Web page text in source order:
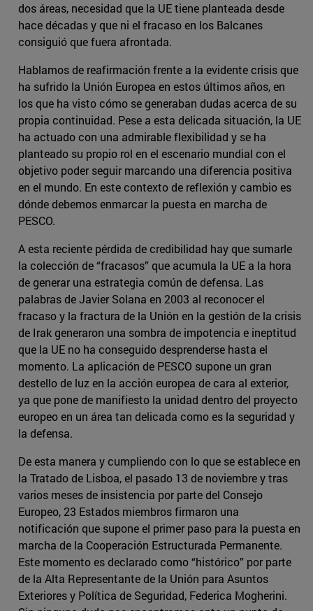
dos áreas, necesidad que la UE tiene planteada desde
hace décadas y que ni el fracaso en los Balcanes
consiguió que fuera afrontada.
Hablamos de reafirmación frente a la evidente crisis que
ha sufrido la Unión Europea en estos últimos años, en
los que ha visto cómo se generaban dudas acerca de su
propia continuidad. Pese a esta delicada situación, la UE
ha actuado con una admirable flexibilidad y se ha
planteado su propio rol en el escenario mundial con el
objetivo poder seguir marcando una diferencia positiva
en el mundo. En este contexto de reflexión y cambio es
dónde debemos enmarcar la puesta en marcha de
PESCO.
A esta reciente pérdida de credibilidad hay que sumarle
la colección de “fracasos” que acumula la UE a la hora
de generar una estrategia común de defensa. Las
palabras de Javier Solana en 2003 al reconocer el
fracaso y la fractura de la Unión en la gestión de la crisis
de Irak generaron una sombra de impotencia e ineptitud
que la UE no ha conseguido desprenderse hasta el
momento. La aplicación de PESCO supone un gran
destello de luz en la acción europea de cara al exterior,
ya que pone de manifiesto la unidad dentro del proyecto
europeo en un área tan delicada como es la seguridad y
la defensa.
De esta manera y cumpliendo con lo que se establece en
la Tratado de Lisboa, el pasado 13 de noviembre y tras
varios meses de insistencia por parte del Consejo
Europeo, 23 Estados miembros firmaron una
notificación que supone el primer paso para la puesta en
marcha de la Cooperación Estructurada Permanente.
Este momento es declarado como “histórico” por parte
de la Alta Representante de la Unión para Asuntos
Exteriores y Política de Seguridad, Federica Mogherini.